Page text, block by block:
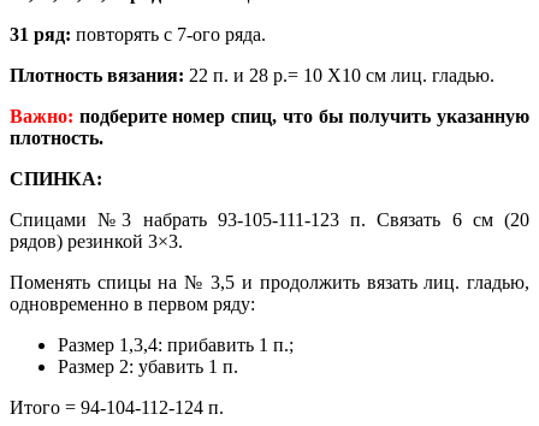
31 ряд: повторять с 7-ого ряда.
Плотность вязания: 22 п. и 28 р.= 10 X10 см лиц. гладью.
Важно: подберите номер спиц, что бы получить указанную
плотность.
СПИНКА:
Спицами №3 набрать 93-105-111-123 п. Связать 6 см (20
рядов) резинкой 3×3.
Поменять спицы на № 3,5 и продолжить вязать лиц. гладью,
одновременно в первом ряду:
Размер 1,3,4: прибавить 1 п.;
Размер 2: убавить 1 п.
Итого = 94-104-112-124 п.